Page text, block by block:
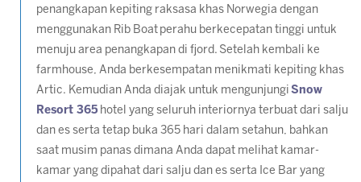
penangkapan kepiting raksasa khas Norwegia dengan
menggunakan Rib Boat perahu berkecepatan tinggi untuk
menuju area penangkapan di fjord. Setelah kembali ke
farmhouse, Anda berkesempatan menikmati kepiting khas
Artic. Kemudian Anda diajak untuk mengunjungi Snow
Resort 365 hotel yang seluruh interiornya terbuat dari salju
dan es serta tetap buka 365 hari dalam setahun, bahkan
saat musim panas dimana Anda dapat melihat kamar-
kamar yang dipahat dari salju dan es serta Ice Bar yang